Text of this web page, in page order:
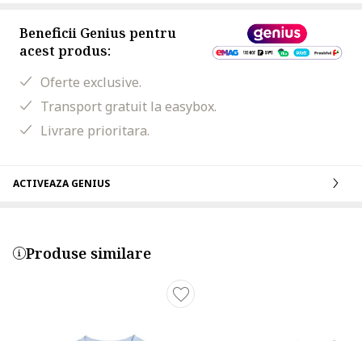
Beneficii Genius pentru
acest produs:
Oferte exclusive.
Transport gratuit la easybox.
Livrare prioritara.
ACTIVEAZA GENIUS
Produse similare